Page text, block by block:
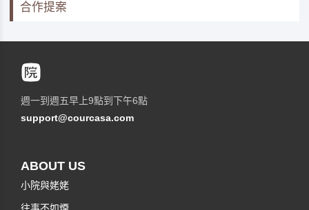
合作提案
週一到週五早上9點到下午6點
support@courcasa.com
ABOUT US
小院與姥姥